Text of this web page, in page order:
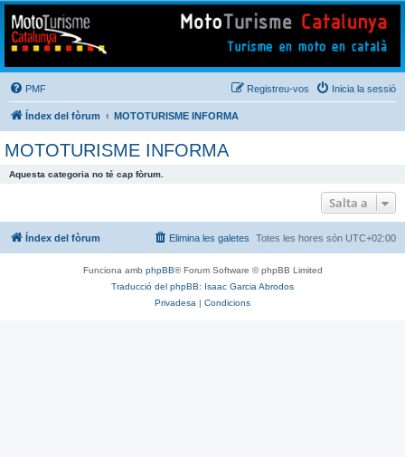
Mototurisme
Turisme en moto en català
PMF Inicia la sessió
Registreu-vos
Índex del fòrum MOTOTURISME INFORMA
MOTOTURISME INFORMA
Aquesta categoria no té cap fòrum.
Salta a
Índex del fòrum Totes les hores són UTC+02:00
Elimina les galetes
Funciona amb phpBB® Forum Software © phpBB Limited
Traducció del phpBB: Isaac Garcia Abrodos
Privadesa | Condicions